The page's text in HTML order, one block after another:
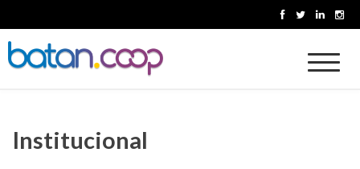
to
content
Institucional